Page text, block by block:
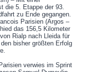
die 5. Etappe der 93.
zu Ende gegangen.
Parisien (Argos –
das 156,5 Kilometer
Rialp nach Lleida für
bisher größten Erfolg
verwies im Sprint